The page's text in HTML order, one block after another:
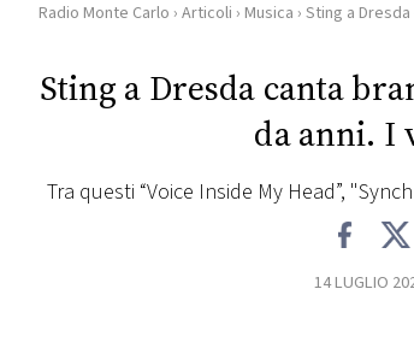
HOME
RADIO
RADIO
Radio Monte Carlo › Articoli › Musica › Sting a
Sting a Dresda canta
da anni. I
Tra questi “Voice Inside My Head”,
14 LUGLIO